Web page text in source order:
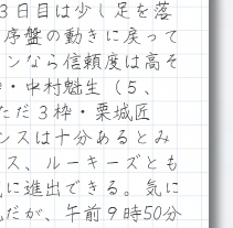
日目は少し足を落
盤の動きに戻って
なら信頼度は高そ
中村魁生（５、
だ３枠・栗城匠
スは十分あるとみ
、ルーキーズとも
進出できる。気に
が、午前９時50分